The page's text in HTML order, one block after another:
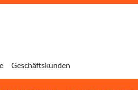
Geschäftskunden